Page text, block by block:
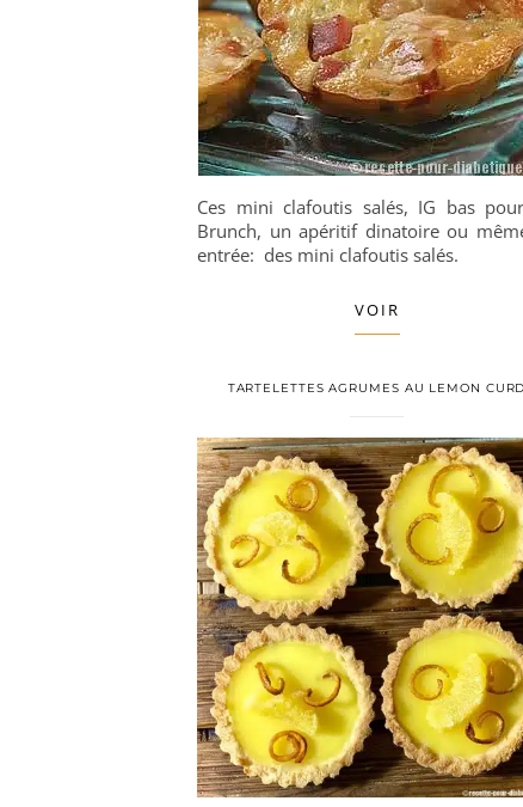
Ces mini clafoutis salés, IG bas
Brunch, un apéritif dinatoire ou
entrée: des mini clafoutis salés.
VOIR
TARTELETTES AGRUMES AU LEMON CURD